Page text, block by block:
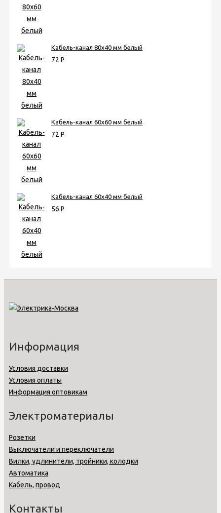
Кабель-канал 80х40 мм белый
72 Р
Кабель-канал 60х60 мм белый
72 Р
Кабель-канал 60х40 мм белый
56 Р
Информация
Условия доставки
Условия оплаты
Информация оптовикам
Электроматериалы
Розетки
Выключатели и переключатели
Вилки, удлинители, тройники, колодки
Автоматика
Кабель, провод
Контакты